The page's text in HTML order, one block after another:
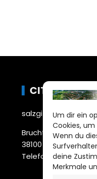
Um dir ein
Cookies,
Wenn du
deine
Merkmale
CITYLIFE!
Bruchtorwall 12
38100 Braunschweig
Telefon: 0531